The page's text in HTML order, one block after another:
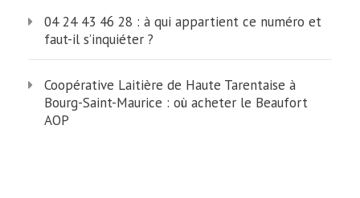
04 24 43 46 28 : à qui appartient ce numéro et
faut-il s’inquiéter ?
Coopérative Laitière de Haute Tarentaise à
Bourg-Saint-Maurice : où acheter le Beaufort
AOP